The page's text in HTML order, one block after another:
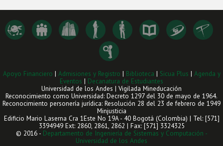
Apoyo Financiero | Admisiones y Registro | Biblioteca | Sicua Plus | Agenda y
Eventos | Decanatura de Estudiantes
Universidad de los Andes | Vigilada Mineducación
Reconocimiento como Universidad: Decreto 1297 del 30 de mayo de 1964.
Reconocimiento personería jurídica: Resolución 28 del 23 de febrero de 1949
Minjusticia
Edificio Mario Laserna Cra 1Este No 19A - 40 Bogotá (Colombia) | Tel: [571]
3394949 Ext: 2860, 2861, 2862 | Fax: [571] 3324325
© 2016 - Departamento de Ingeniería de Sistemas y Computación -
Universidad de los Andes